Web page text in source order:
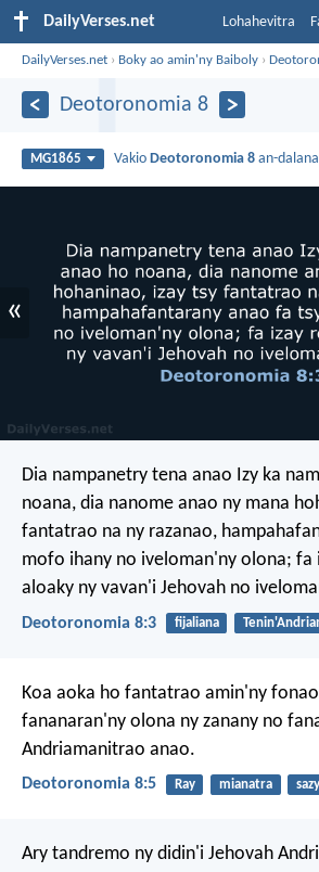
DailyVerses.net Lohahevitra
DailyVerses.net › Boky ao amin'ny Baiboly ›
Deotoronomia 8
MG1865 Vakio Deotoronomia 8 an-dalana
«
Dia nampanetry tena anao Izy ka
noana, dia nanome anao ny mana
fantatrao na ny razanao,
mofo ihany no iveloman'ny olona; fa
aloaky ny vavan'i Jehovah no
Deotoronomia 8:3 fijaliana
Koa aoka ho fantatrao amin'ny
fananaran'ny olona ny zanany no
Andriamanitrao anao.
Deotoronomia 8:5 Ray mianatra sazy
Ary tandremo ny didin'i Jehovah